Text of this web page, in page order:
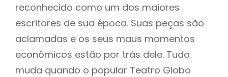
reconhecido como um dos maiores
escritores de sua época. Suas peças são
aclamadas e os seus maus momentos
econômicos estão por trás dele. Tudo
muda quando o popular Teatro Globo